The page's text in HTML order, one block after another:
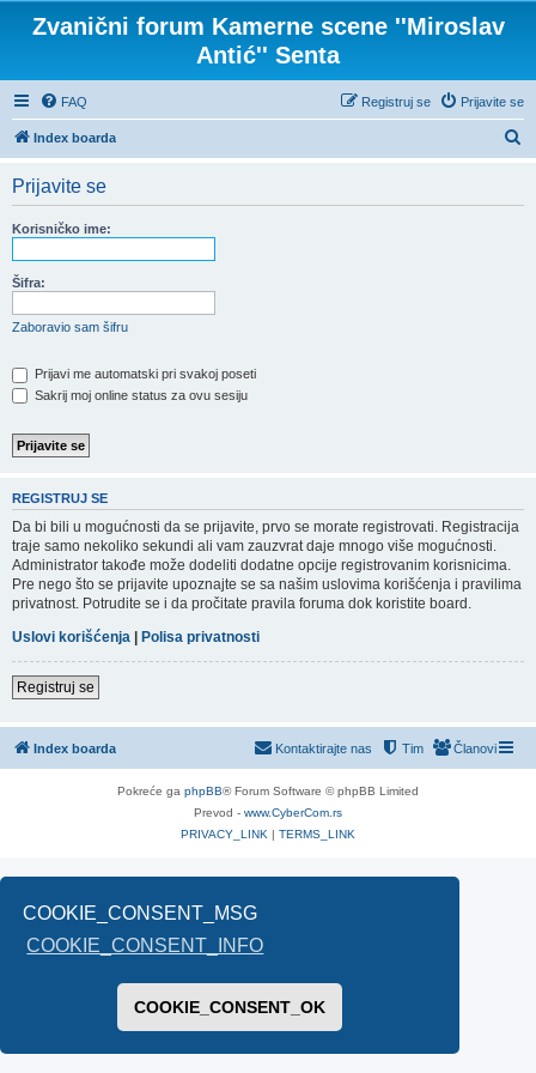
COOKIE_CONSENT_MSG
COOKIE_CONSENT_INFO
COOKIE_CONSENT_OK
Zvanični forum Kamerne scene ''Miroslav
Antić'' Senta
FAQ Prijavite se
Registruj se
Index boarda
Prijavite se
Korisničko ime:
Šifra:
Zaboravio sam šifru
Prijavi me automatski pri svakoj poseti
Sakrij moj online status za ovu sesiju
REGISTRUJ SE
Da bi bili u mogućnosti da se prijavite, prvo se morate registrovati. Registracija
traje samo nekoliko sekundi ali vam zauzvrat daje mnogo više mogućnosti.
Administrator takođe može dodeliti dodatne opcije registrovanim korisnicima.
Pre nego što se prijavite upoznajte se sa našim uslovima korišćenja i pravilima
privatnost. Potrudite se i da pročitate pravila foruma dok koristite board.
Uslovi korišćenja | Polisa privatnosti
Registruj se
Index boarda Članovi
Tim
Kontaktirajte nas
Pokreće ga phpBB® Forum Software © phpBB Limited
Prevod - www.CyberCom.rs
PRIVACY_LINK | TERMS_LINK